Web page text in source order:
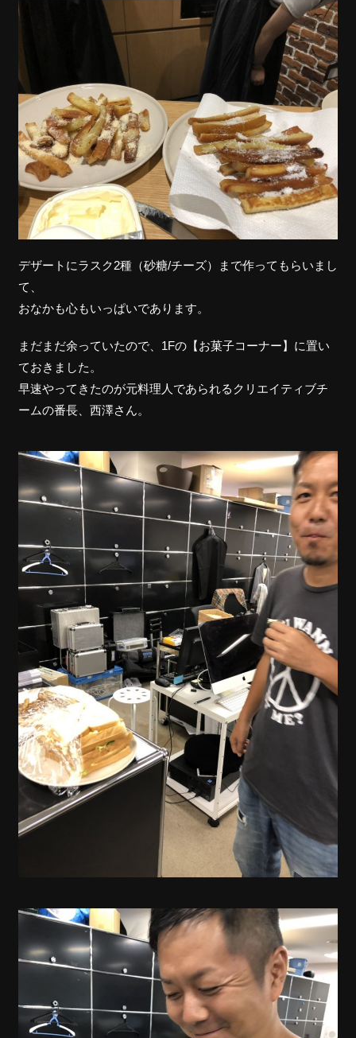
デザートにラスク2種（砂糖/チーズ）まで作ってもらいまし
て、
おなかも心もいっぱいであります。
まだまだ余っていたので、1Fの【お菓子コーナー】に置い
ておきました。
早速やってきたのが元料理人であられるクリエイティブチ
ームの番長、西澤さん。